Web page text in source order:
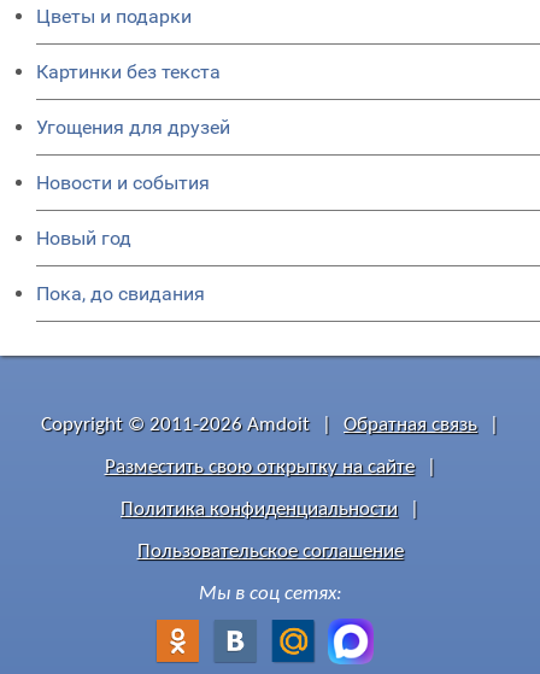
Цветы и подарки
Картинки без текста
Угощения для друзей
Новости и события
Новый год
Пока, до свидания
Copyright © 2011-2026 Amdoit Обратная связь
Разместить свою открытку на сайте
Политика конфиденциальности
Пользовательское соглашение
Мы в соц сетях: